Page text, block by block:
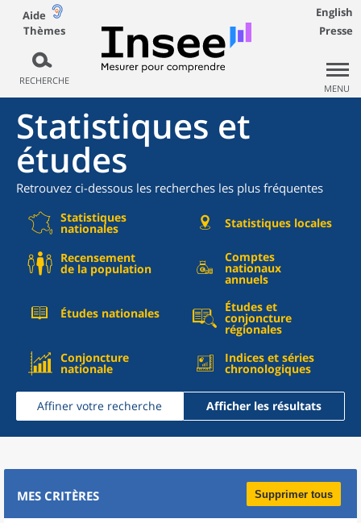
Aide
Thèmes
RECHERCHE
English
Presse
MENU
Statistiques et
études
Retrouvez ci-dessous les recherches les plus fréquentes
Statistiques
nationales Statistiques locales
Recensement
de la population
Comptes
nationaux
annuels
Études nationales Études et
conjoncture
régionales
Conjoncture
nationale
Indices et séries
chronologiques
Affiner votre recherche Afficher les résultats
MES CRITÈRES Supprimer tous